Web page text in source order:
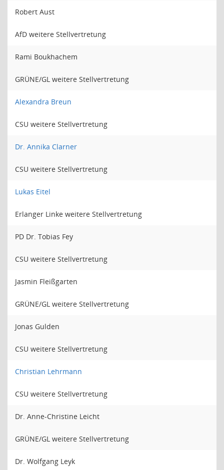
Robert Aust
AfD weitere Stellvertretung
Rami Boukhachem
GRÜNE/GL weitere Stellvertretung
Alexandra Breun
CSU weitere Stellvertretung
Dr. Annika Clarner
CSU weitere Stellvertretung
Lukas Eitel
Erlanger Linke weitere Stellvertretung
PD Dr. Tobias Fey
CSU weitere Stellvertretung
Jasmin Fleißgarten
GRÜNE/GL weitere Stellvertretung
Jonas Gulden
CSU weitere Stellvertretung
Christian Lehrmann
CSU weitere Stellvertretung
Dr. Anne-Christine Leicht
GRÜNE/GL weitere Stellvertretung
Dr. Wolfgang Leyk